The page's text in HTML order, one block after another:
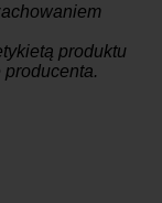
produktu